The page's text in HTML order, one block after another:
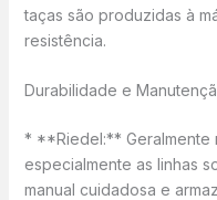
taças são produzidas à
resistência.
Durabilidade e
* **Riedel:** Geralmente
especialmente as linhas
manual cuidadosa e